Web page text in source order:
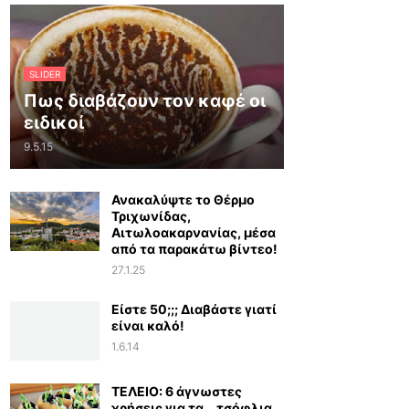
SLIDER
Πως διαβάζουν τον καφέ οι
ειδικοί
9.5.15
Ανακαλύψτε το Θέρμο
Τριχωνίδας,
Αιτωλοακαρνανίας, μέσα
από τα παρακάτω βίντεο!
27.1.25
Είστε 50;;; Διαβάστε γιατί
είναι καλό!
1.6.14
ΤΕΛΕΙΟ: 6 άγνωστες